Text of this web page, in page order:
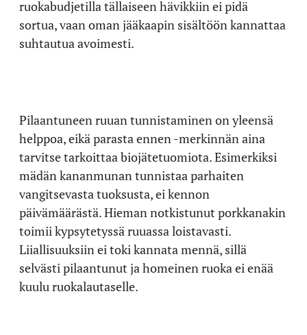
ruokabudjetilla tällaiseen hävikkiin ei pidä
sortua, vaan oman jääkaapin sisältöön kannattaa
suhtautua avoimesti.
Pilaantuneen ruuan tunnistaminen on yleensä
helppoa, eikä parasta ennen -merkinnän aina
tarvitse tarkoittaa biojätetuomiota. Esimerkiksi
mädän kananmunan tunnistaa parhaiten
vangitsevasta tuoksusta, ei kennon
päivämäärästä. Hieman notkistunut porkkanakin
toimii kypsytetyssä ruuassa loistavasti.
Liiallisuuksiin ei toki kannata mennä, sillä
selvästi pilaantunut ja homeinen ruoka ei enää
kuulu ruokalautaselle.